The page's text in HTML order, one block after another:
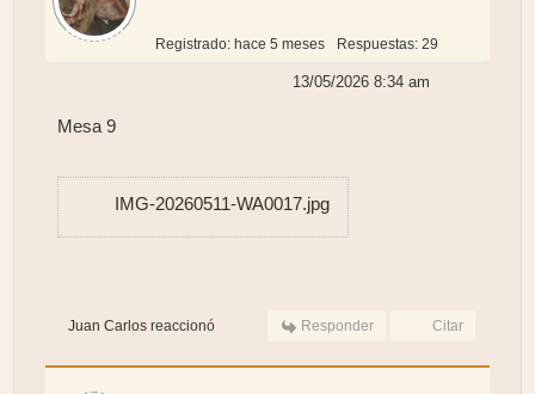
Registrado: hace 5 meses Respuestas: 29
13/05/2026 8:34 am
Mesa 9
IMG-20260511-WA0017.jpg
Juan Carlos reaccionó Responder Citar